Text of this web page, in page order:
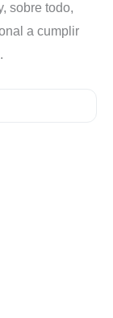
sobre todo,
a cumplir